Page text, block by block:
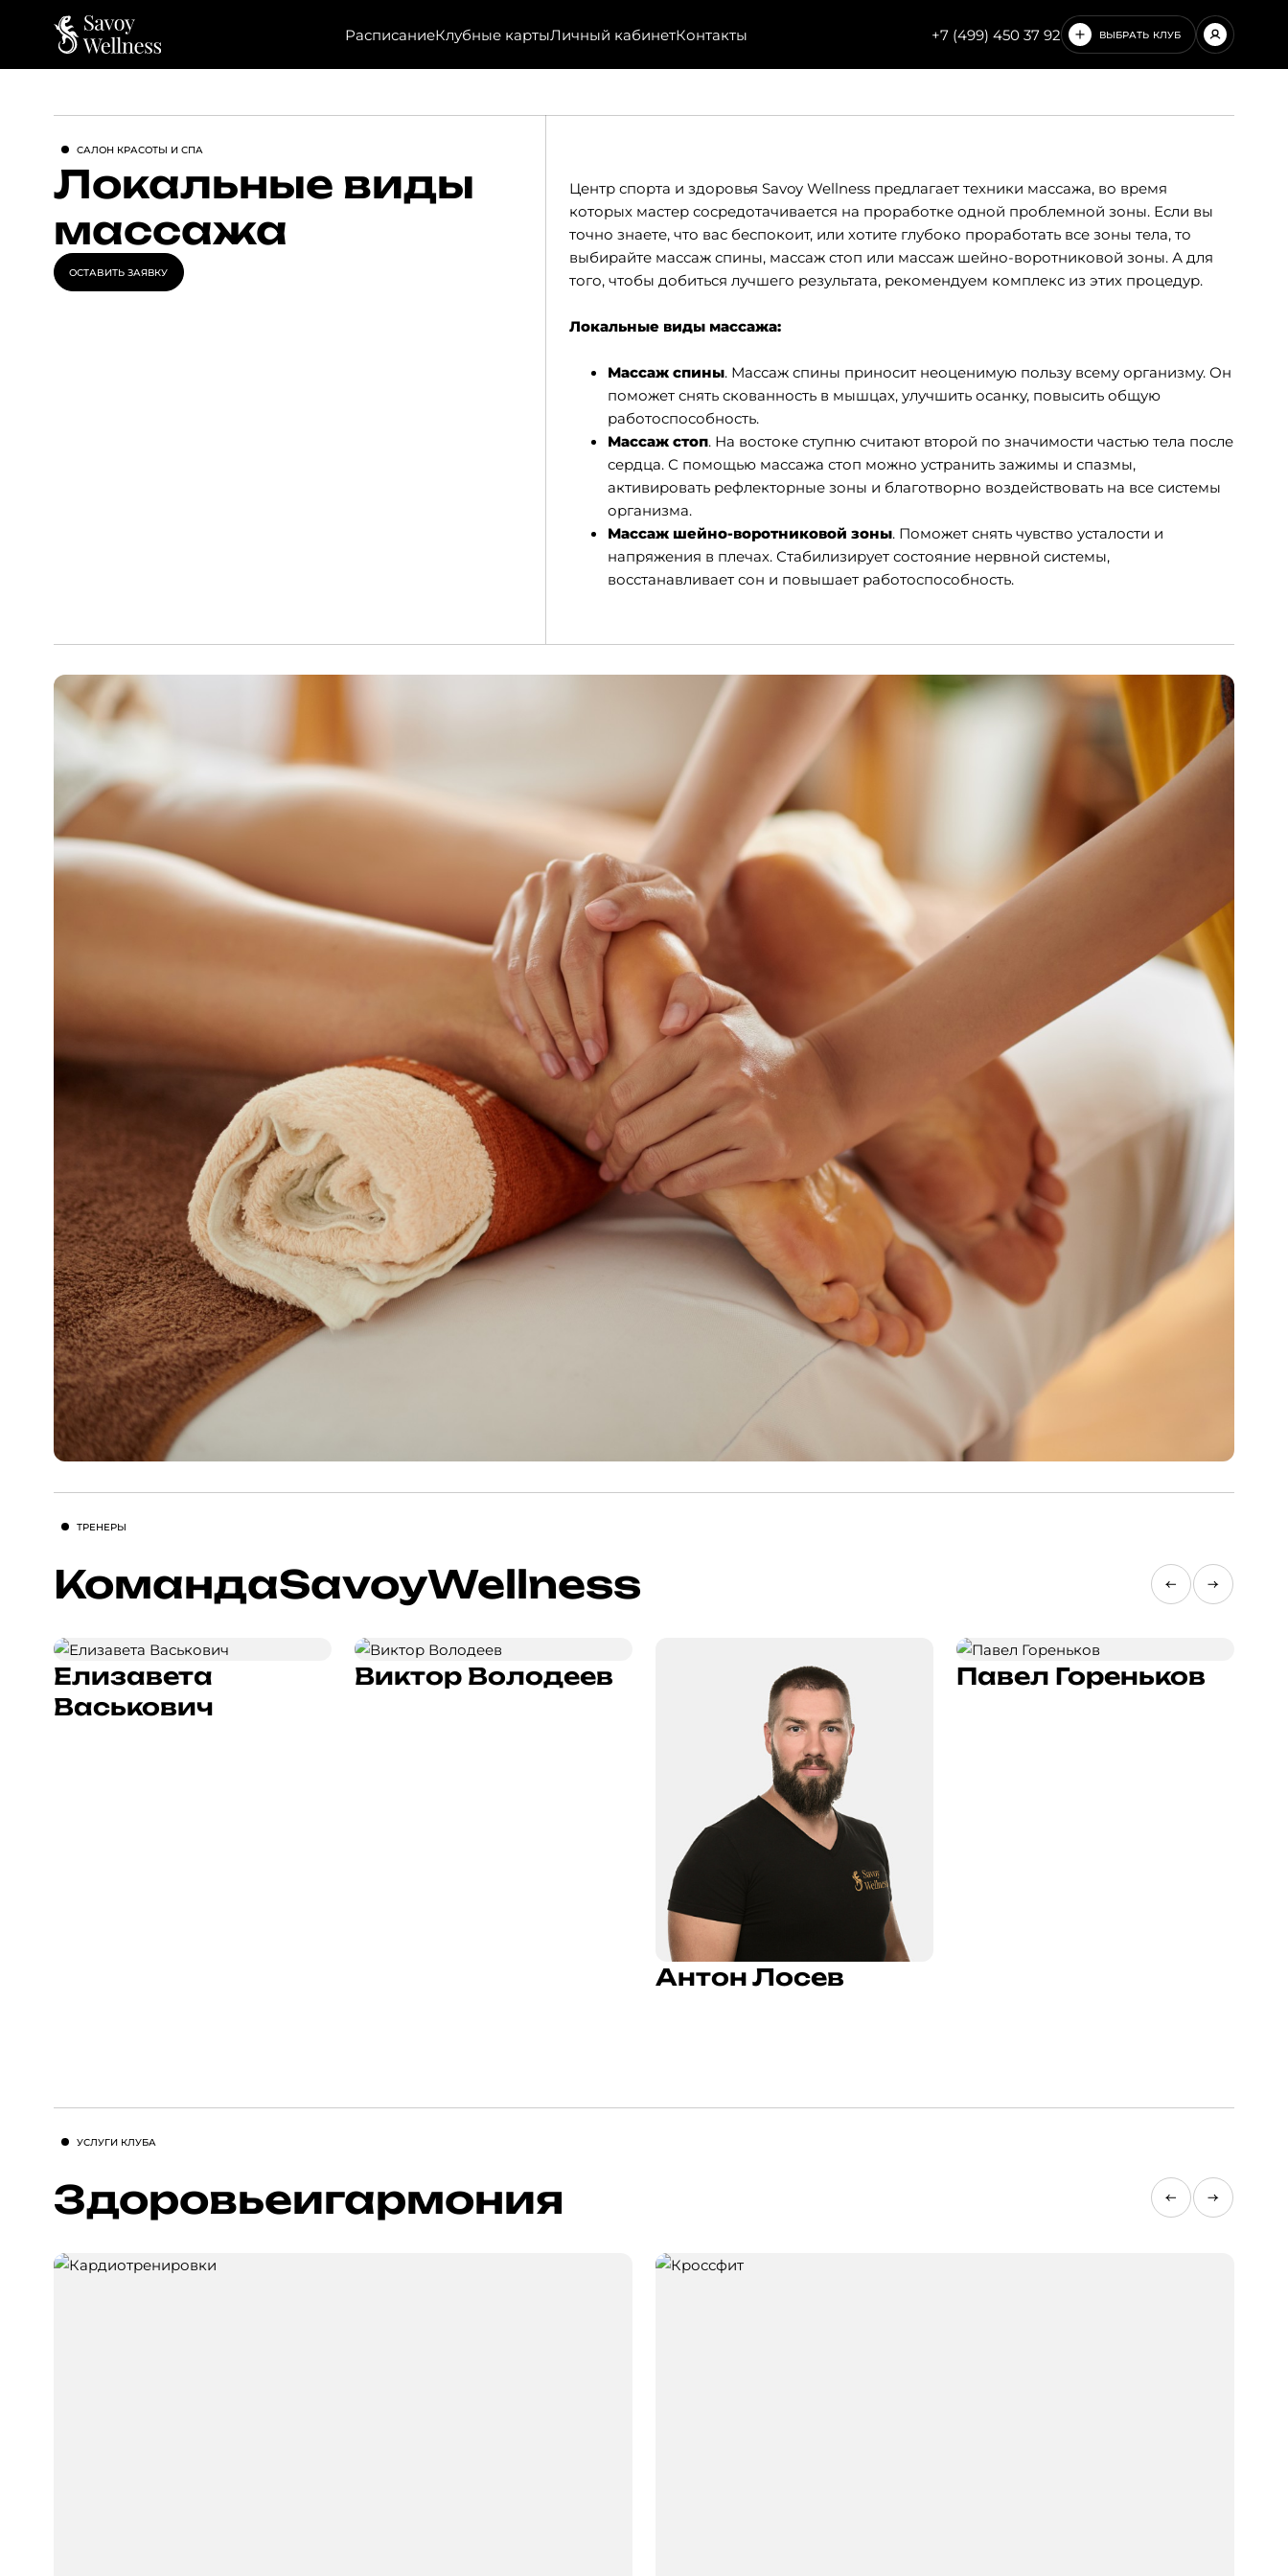
РасписаниеКлубные картыЛичный кабинетКонтакты +7 (499) 450 37 92 ВЫБРАТЬ КЛУБ
НОВОСЛОБОДСКАЯ
CАЛОН КРАСОТЫ И СПА
Локальные виды
массажа
ОСТАВИТЬ ЗАЯВКУ
Центр спорта и здоровья Savoy Wellness предлагает техники массажа, во время
которых мастер сосредотачивается на проработке одной проблемной зоны. Если вы
точно знаете, что вас беспокоит, или хотите глубоко проработать все зоны тела, то
выбирайте массаж спины, массаж стоп или массаж шейно-воротниковой зоны. А для
того, чтобы добиться лучшего результата, рекомендуем комплекс из этих процедур.
Локальные виды массажа:
Массаж спины. Массаж спины приносит неоценимую пользу всему организму. Он
поможет снять скованность в мышцах, улучшить осанку, повысить общую
работоспособность.
Массаж стоп. На востоке ступню считают второй по значимости частью тела после
сердца. С помощью массажа стоп можно устранить зажимы и спазмы,
активировать рефлекторные зоны и благотворно воздействовать на все системы
организма.
Массаж шейно-воротниковой зоны. Поможет снять чувство усталости и
напряжения в плечах. Стабилизирует состояние нервной системы,
восстанавливает сон и повышает работоспособность.
ТРЕНЕРЫ
КомандаSavoyWellness
Елизавета
Васькович
Виктор Володеев
Антон Лосев
Павел Гореньков
УСЛУГИ КЛУБА
Здоровьеигармония